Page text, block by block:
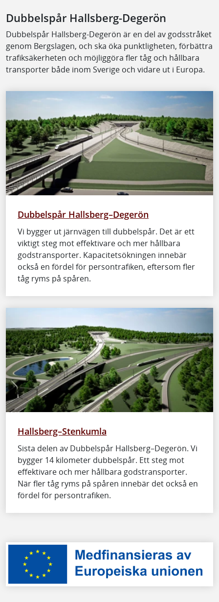
Dubbelspår Hallsberg-Degerön
Dubbelspår Hallsberg-Degerön är en del av godsstråket
genom Bergslagen, och ska öka punktligheten, förbättra
trafiksäkerheten och möjliggöra fler tåg och hållbara
transporter både inom Sverige och vidare ut i Europa. ​
Dubbelspår Hallsberg–Degerön
Vi bygger ut järnvägen till dubbelspår. Det är ett
viktigt steg mot effektivare och mer hållbara
godstransporter. Kapacitetsökningen innebär
också en fördel för persontrafiken, eftersom fler
tåg ryms på spåren.
Hallsberg–Stenkumla
Sista delen av Dubbelspår Hallsberg–Degerön. Vi
bygger 14 kilometer dubbelspår. Ett steg mot
effektivare och mer hållbara godstransporter.
När fler tåg ryms på spåren innebär det också en
fördel för persontrafiken.